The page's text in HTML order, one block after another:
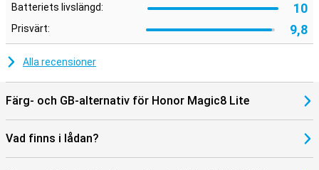
Batteriets livslängd: 10
Prisvärt: 9,8
Alla recensioner
Färg- och GB-alternativ för Honor Magic8 Lite
Vad finns i lådan?